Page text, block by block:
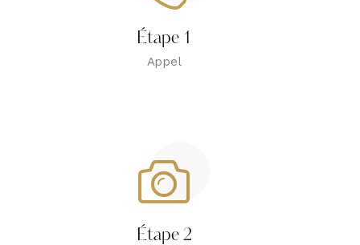
Étape 1
Appel
Étape 2